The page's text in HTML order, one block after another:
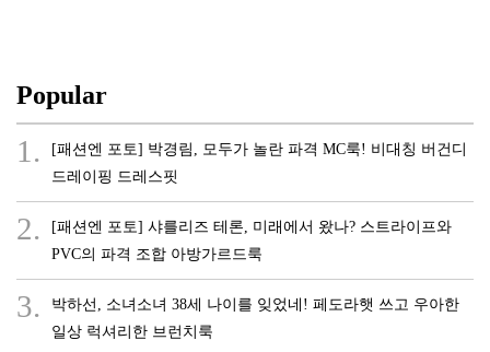
Popular
1.
[패션엔 포토] 박경림, 모두가 놀란 파격 MC룩! 비대칭 버건디
드레이핑 드레스핏
2.
[패션엔 포토] 샤를리즈 테론, 미래에서 왔나? 스트라이프와
PVC의 파격 조합 아방가르드룩
3.
박하선, 소녀소녀 38세 나이를 잊었네! 페도라햇 쓰고 우아한
일상 럭셔리한 브런치룩